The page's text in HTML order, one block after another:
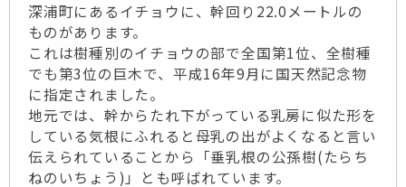
深浦町にあるイチョウに、幹回り22.0メートルの
ものがあります。
これは樹種別のイチョウの部で全国第1位、全樹種
でも第3位の巨木で、平成16年9月に国天然記念物
に指定されました。
地元では、幹からたれ下がっている乳房に似た形を
している気根にふれると母乳の出がよくなると言い
伝えられていることから「垂乳根の公孫樹(たらち
ねのいちょう)」とも呼ばれています。